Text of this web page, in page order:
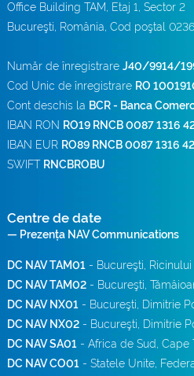
Office Building TAM, Etaj 1, Sector 2
Bucureşti, România, Cod poştal
Număr de înregistrare J40/9914/
Cod Unic de înregistrare RO
Cont deschis la BCR - Banca
IBAN RON RO19 RNCB 0087 1316
IBAN EUR RO89 RNCB 0087 1316
SWIFT RNCBROBU
Centre de date
— Prezența NAV Communications
DC NAV TAM01 - Bucureşti,
DC NAV TAM02- Bucureşti,
DC NAV NX01 - Bucureşti, Dimitrie
DC NAV NX02- Bucureşti, Dimitrie
DC NAV SA01 - Africa de Sud, Cape
DC NAV CO01 - Statele Unite,